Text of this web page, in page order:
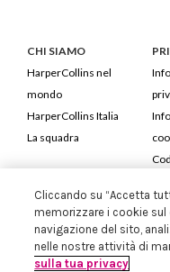
CHI SIAMO
HarperCollins nel
mondo
HarperCollins Italia
La squadra
HarperCollins
Cod. Fiscale e
Iscritta in Milano al Registro
Cliccando su “Accetta
memorizzare i cookie
navigazione del sito,
nelle nostre attività di
sulla tua privacy